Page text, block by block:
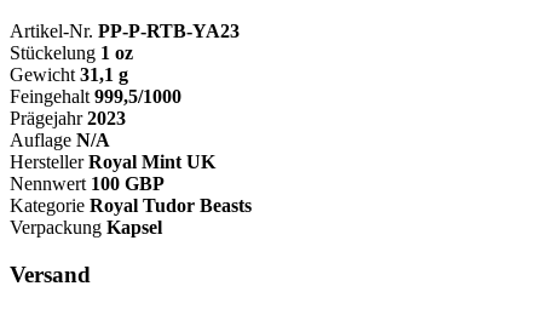
Artikel-Nr. PP-P-RTB-YA23
Stückelung 1 oz
Gewicht 31,1 g
Feingehalt 999,5/1000
Prägejahr 2023
Auflage N/A
Hersteller Royal Mint UK
Nennwert 100 GBP
Kategorie Royal Tudor Beasts
Verpackung Kapsel
Versand